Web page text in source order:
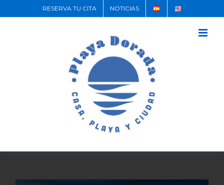
RESERVA TU CITA NOTICIAS